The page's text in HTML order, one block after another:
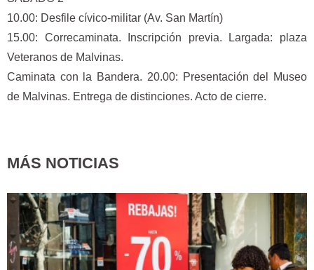
10.00: Desfile cívico-militar (Av. San Martín)
15.00: Correcaminata. Inscripción previa. Largada: plaza
Veteranos de Malvinas.
Caminata con la Bandera. 20.00: Presentación del Museo
de Malvinas. Entrega de distinciones. Acto de cierre.
MÁS NOTICIAS